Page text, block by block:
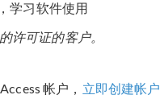
学习软件使用
许可证的客户。
帐户， 立即创建帐户